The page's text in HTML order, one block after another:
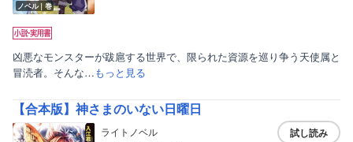
ノベル｜巻
凶悪なモンスターが跋扈する世界で、限られた資源を巡り争う天使属と
冒涜者。そんな…もっと見る
【合本版】神さまのいない日曜日
ライトノベル
試し読み